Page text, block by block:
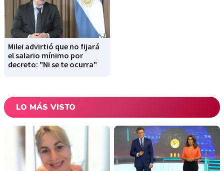
Milei advirtió que no fijará
el salario mínimo por
decreto: "Ni se te ocurra"
LO MÁS VISTO